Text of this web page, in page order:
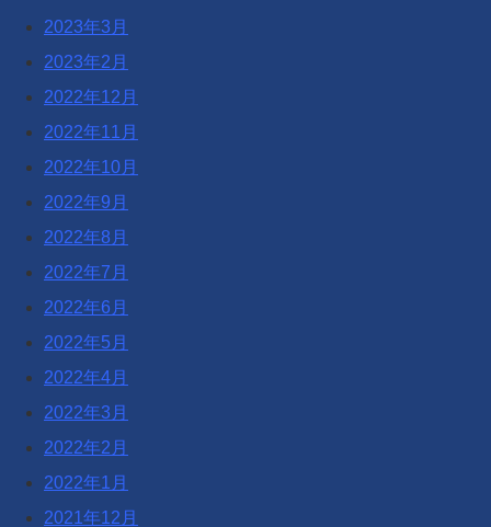
2023年3月
2023年2月
2022年12月
2022年11月
2022年10月
2022年9月
2022年8月
2022年7月
2022年6月
2022年5月
2022年4月
2022年3月
2022年2月
2022年1月
2021年12月